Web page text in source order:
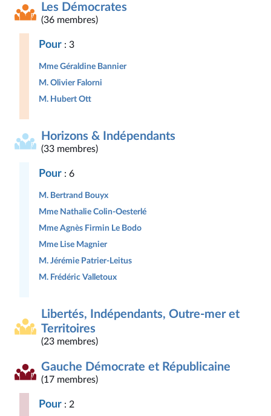
Les Démocrates
(36 membres)
Pour : 3
Mme Géraldine Bannier
M. Olivier Falorni
M. Hubert Ott
Horizons & Indépendants
(33 membres)
Pour : 6
M. Bertrand Bouyx
Mme Nathalie Colin-Oesterlé
Mme Agnès Firmin Le Bodo
Mme Lise Magnier
M. Jérémie Patrier-Leitus
M. Frédéric Valletoux
Libertés, Indépendants, Outre-mer et
Territoires
(23 membres)
Gauche Démocrate et Républicaine
(17 membres)
Pour : 2